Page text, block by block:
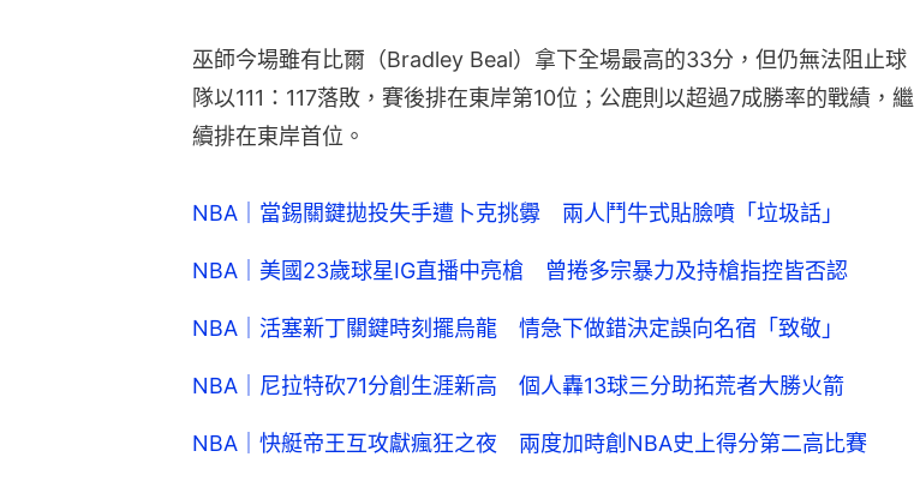
巫師今場雖有比爾（Bradley Beal）拿下全場最高的33分，但仍無法阻止球
隊以111：117落敗，賽後排在東岸第10位；公鹿則以超過7成勝率的戰績，繼
續排在東岸首位。
NBA｜當錫關鍵拋投失手遭卜克挑釁 兩人鬥牛式貼臉噴「垃圾話」
NBA｜美國23歲球星IG直播中亮槍 曾捲多宗暴力及持槍指控皆否認
NBA｜活塞新丁關鍵時刻擺烏龍 情急下做錯決定誤向名宿「致敬」
NBA｜尼拉特砍71分創生涯新高 個人轟13球三分助拓荒者大勝火箭
NBA｜快艇帝王互攻獻瘋狂之夜 兩度加時創NBA史上得分第二高比賽